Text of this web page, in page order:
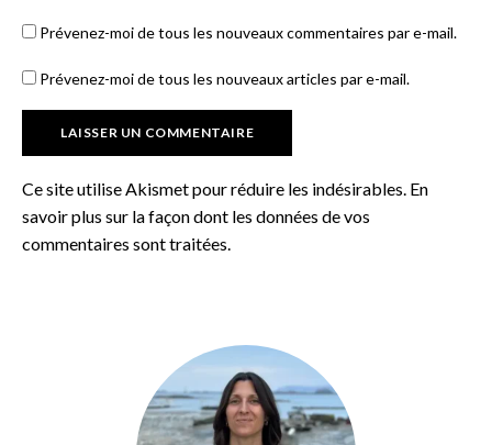
Prévenez-moi de tous les nouveaux commentaires par e-mail.
Prévenez-moi de tous les nouveaux articles par e-mail.
Ce site utilise Akismet pour réduire les indésirables. En
savoir plus sur la façon dont les données de vos
commentaires sont traitées.